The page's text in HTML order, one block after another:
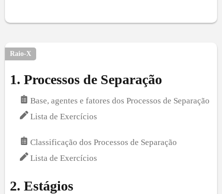
Raio-X
1. Processos de Separação
Base, agentes e fatores dos Processos de Separação
Lista de Exercícios
Classificação dos Processos de Separação
Lista de Exercícios
2. Estágios